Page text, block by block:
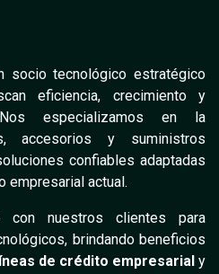
socio tecnológico estratégico
eficiencia, crecimiento y
especializamos en la
accesorios y suministros
confiables adaptadas
empresarial actual.
con nuestros clientes para
brindando beneficios
líneas de crédito empresarial y